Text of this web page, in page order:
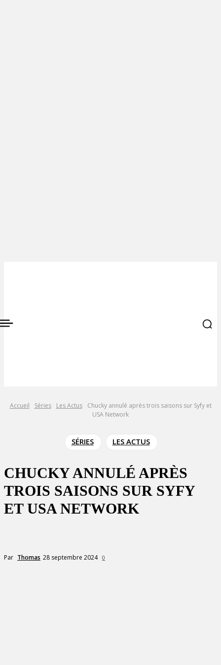
Accueil Séries Les Actus
Chucky annulé après trois saisons sur Syfy et
USA Network
SÉRIES LES ACTUS
CHUCKY ANNULÉ APRÈS
TROIS SAISONS SUR SYFY
ET USA NETWORK
Par Thomas 28 septembre 2024 0